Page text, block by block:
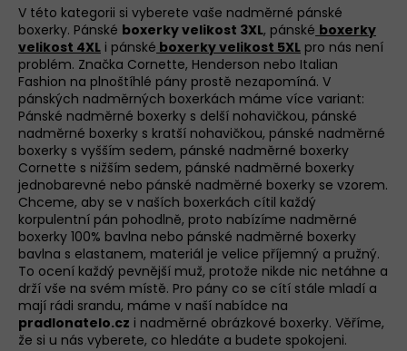
V této kategorii si vyberete vaše nadměrné pánské
boxerky. Pánské boxerky velikost 3XL, pánské boxerky
velikost 4XL i pánské boxerky velikost 5XL pro nás není
problém. Značka Cornette, Henderson nebo Italian
Fashion na plnoštíhlé pány prostě nezapomíná. V
pánských nadměrných boxerkách máme více variant:
Pánské nadměrné boxerky s delší nohavičkou, pánské
nadměrné boxerky s kratší nohavičkou, pánské nadměrné
boxerky s vyšším sedem, pánské nadměrné boxerky
Cornette s nižším sedem, pánské nadměrné boxerky
jednobarevné nebo pánské nadměrné boxerky se vzorem.
Chceme, aby se v naších boxerkách cítil každý
korpulentní pán pohodlně, proto nabízíme nadměrné
boxerky 100% bavlna nebo pánské nadměrné boxerky
bavlna s elastanem, materiál je velice příjemný a pružný.
To ocení každý pevnější muž, protože nikde nic netáhne a
drží vše na svém místě. Pro pány co se cítí stále mladí a
mají rádi srandu, máme v naší nabídce na
pradlonatelo.cz i nadměrné obrázkové boxerky. Věříme,
že si u nás vyberete, co hledáte a budete spokojeni.
ř
e
b
u
j
e
t
e
n
a
j
í
t
?